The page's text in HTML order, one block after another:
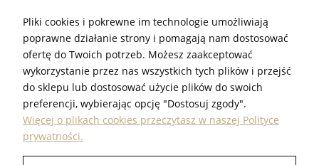
INFORMACJE
POMOC
PRODUKTY
Pliki cookies i pokrewne im technologie umożliwiają
poprawne działanie strony i pomagają nam dostosować
ofertę do Twoich potrzeb. Możesz zaakceptować
wykorzystanie przez nas wszystkich tych plików i przejść
do sklepu lub dostosować użycie plików do swoich
preferencji, wybierając opcję "Dostosuj zgody".
Więcej o plikach cookies przeczytasz w naszej Polityce
prywatności.